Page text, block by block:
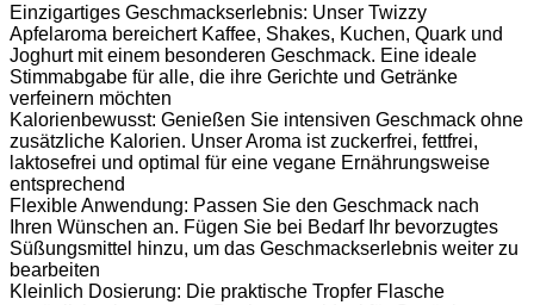
Einzigartiges Geschmackserlebnis: Unser Twizzy
Apfelaroma bereichert Kaffee, Shakes, Kuchen, Quark und
Joghurt mit einem besonderen Geschmack. Eine ideale
Stimmabgabe für alle, die ihre Gerichte und Getränke
verfeinern möchten
Kalorienbewusst: Genießen Sie intensiven Geschmack ohne
zusätzliche Kalorien. Unser Aroma ist zuckerfrei, fettfrei,
laktosefrei und optimal für eine vegane Ernährungsweise
entsprechend
Flexible Anwendung: Passen Sie den Geschmack nach
Ihren Wünschen an. Fügen Sie bei Bedarf Ihr bevorzugtes
Süßungsmittel hinzu, um das Geschmackserlebnis weiter zu
bearbeiten
Kleinlich Dosierung: Die praktische Tropfer Flasche